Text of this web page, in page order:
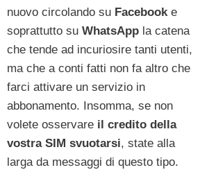
nuovo circolando su Facebook e
soprattutto su WhatsApp la catena
che tende ad incuriosire tanti utenti,
ma che a conti fatti non fa altro che
farci attivare un servizio in
abbonamento. Insomma, se non
volete osservare il credito della
vostra SIM svuotarsi, state alla
larga da messaggi di questo tipo.